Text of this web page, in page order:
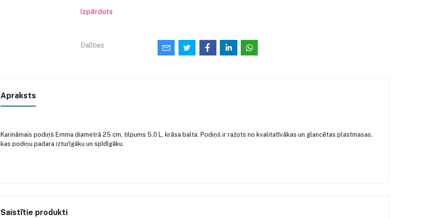
Izpārdots
Dalīties
Apraksts
Karināmais podiņš Emma diametrā 25 cm, tilpums 5,0 L, krāsa balta. Podiņš ir ražots no kvalitatīvākas un glancētas plastmasas,
kas podiņu padara izturīgāku un spīdīgāku.
Saistītie produkti